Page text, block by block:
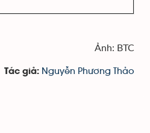
Ảnh: BTC
Tác giả: Nguyễn Phương Thảo